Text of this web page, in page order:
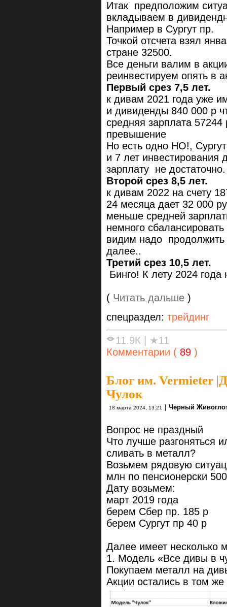
Итак предположим
вкладываем в
Например в Сургут пр.
Точкой отсчета взял
стране 32500.
Все деньги валим в
реинвестируем опять в
Первый срез 7,5 лет.
к дивам 2021 года уже
и дивиденды 840 000 р
средняя зарплата
превышение
Но есть одно НО!,
и 7 лет инвестирования
зарплату не достаточно.
Второй срез 8,5 лет.
к дивам 2022 на счету
24 месяца дает 32 000
меньше средней
немного
видим надо продолжить
далее..
Третий срез 10,5 лет.
Бинго! К лету 2024 года
( Читать дальше )
спецраздел: трейдинг
11.9К | ★11
Комментарии ( 89 )
Блог им. Vermieter |
Чулок
18 марта 2024, 13:21 | Черный
Вопрос не праздный
Что лучше разгоняться
сливать в металл?
Возьмем рядовую
млн по пенсионерски
Дату возьмем:
март 2019 года
берем Сбер пр. 185 р
берем Сургут пр 40 р
Далее имеет несколько
1. Модель «Все дивы в
Покупаем металл на
Акции остались в том